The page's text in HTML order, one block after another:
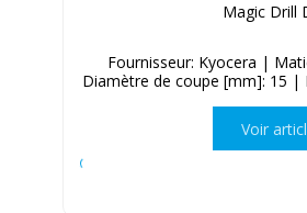
Magic Drill
Fournisseur: Kyocera |
Diamètre de coupe [mm]: 15 |
Voir